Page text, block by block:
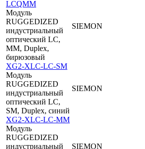
LCQMM
Модуль
RUGGEDIZED
индустриальный
оптический LC,
MM, Duplex,
бирюзовый
SIEMON
XG2-XLC-LC-SM
Модуль
RUGGEDIZED
индустриальный
оптический LC,
SM, Duplex, синий
SIEMON
XG2-XLC-LC-MM
Модуль
RUGGEDIZED
индустриальный
SIEMON